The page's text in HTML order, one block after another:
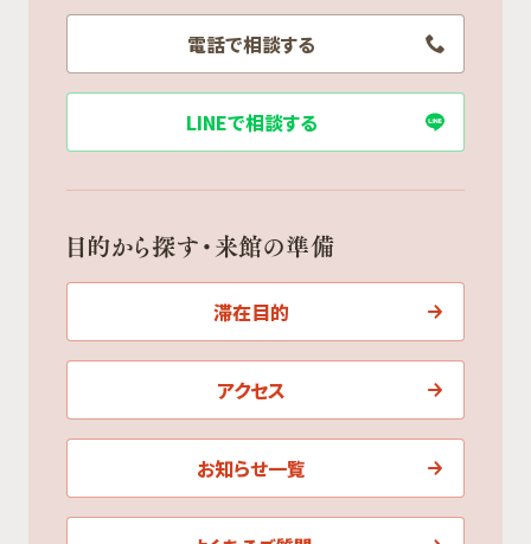
電話で相談する
LINEで相談する
目的から探す・来館の準備
滞在目的
アクセス
お知らせ一覧